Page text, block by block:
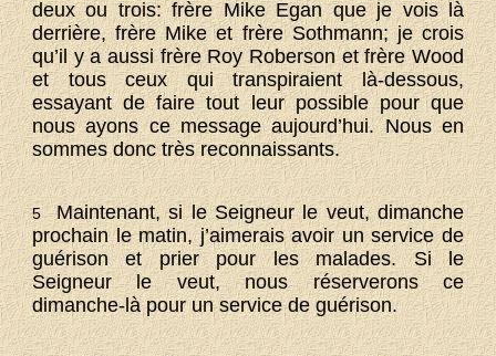
deux ou trois: frère Mike Egan que je vois là
derrière, frère Mike et frère Sothmann; je crois
qu’il y a aussi frère Roy Roberson et frère Wood
et tous ceux qui transpiraient là-dessous,
essayant de faire tout leur possible pour que
nous ayons ce message aujourd’hui. Nous en
sommes donc très reconnaissants.
5Maintenant, si le Seigneur le veut, dimanche
prochain le matin, j’aimerais avoir un service de
guérison et prier pour les malades. Si le
Seigneur le veut, nous réserverons ce
dimanche-là pour un service de guérison.